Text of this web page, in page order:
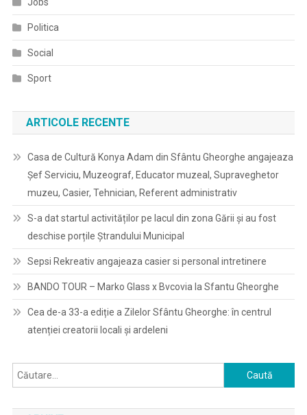
Politica
Social
Sport
ARTICOLE RECENTE
Casa de Cultură Konya Adam din Sfântu Gheorghe angajeaza
Șef Serviciu, Muzeograf, Educator muzeal, Supraveghetor
muzeu, Casier, Tehnician, Referent administrativ
S-a dat startul activităților pe lacul din zona Gării și au fost
deschise porțile Ștrandului Municipal
Sepsi Rekreativ angajeaza casier si personal intretinere
BANDO TOUR – Marko Glass x Bvcovia la Sfantu Gheorghe
Cea de-a 33-a ediție a Zilelor Sfântu Gheorghe: în centrul
atenției creatorii locali și ardeleni
Caută
după: